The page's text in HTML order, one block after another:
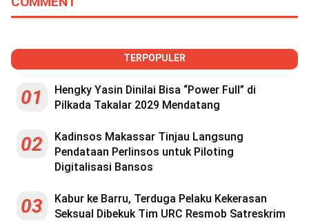
TERPOPULER
01
Hengky Yasin Dinilai Bisa “Power Full” di
Pilkada Takalar 2029 Mendatang
02
Kadinsos Makassar Tinjau Langsung
Pendataan Perlinsos untuk Piloting
Digitalisasi Bansos
03
Kabur ke Barru, Terduga Pelaku Kekerasan
Seksual Dibekuk Tim URC Resmob Satreskrim